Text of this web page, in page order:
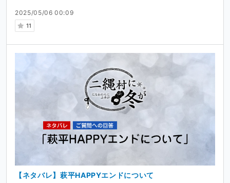
2025/05/06 00:09
11
【ネタバレ】萩平HAPPYエンドについて